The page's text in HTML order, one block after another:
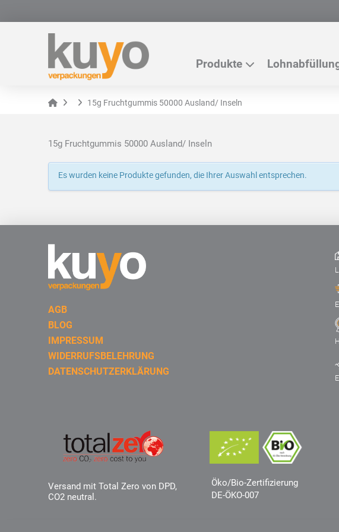
Produkte
Home 15g Fruchtgummis 50000 Ausland/ Inseln
15g Fruchtgummis 50000 Ausland/ Inseln
Es wurden keine Produkte gefunden, die Ihrer Auswahl entsprechen.
AGB
BLOG
IMPRESSUM
WIDERRUFSBELEHRUNG
DATENSCHUTZERKLÄRUNG
Versand mit Total Zero von DPD,
CO2 neutral.
Öko/Bio-Zertifizierung
DE-ÖKO-007